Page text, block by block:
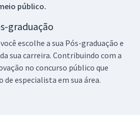
público.
graduação
escolhe a sua Pós-graduação e
sua carreira. Contribuindo com a
no concurso público que
especialista em sua área.